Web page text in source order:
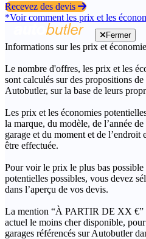
Recevez des devis
*Voir comment les prix et les
Fermer
Informations sur les prix et
Le nombre d'offres, les prix et les
sont calculés sur des propositions
Autobutler, sur la base de leurs
Les prix et les économies
la marque, du modèle, de l’année
garage et du moment et de l’endroit
être effectuée.
Pour voir le prix le plus bas possible
potentielles possibles, vous devez
dans l’aperçu de vos devis.
La mention “À PARTIR DE XX €”
actuel le moins cher disponible,
garages référencés sur Autobutler